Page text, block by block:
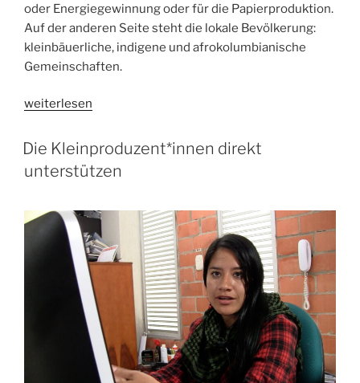
oder Energiegewinnung oder für die Papierproduktion.
Auf der anderen Seite steht die lokale Bevölkerung:
kleinbäuerliche, indigene und afrokolumbianische
Gemeinschaften.
„Fluch
Reichtums“
weiterlesen
Die Kleinproduzent*innen direkt
unterstützen